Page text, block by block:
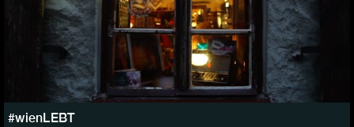
#wienLEBT